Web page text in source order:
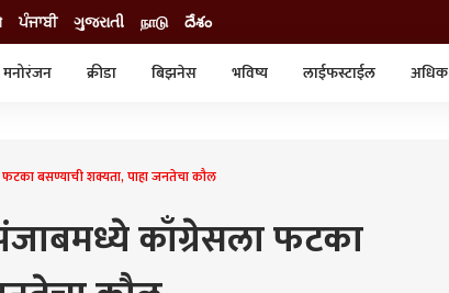
ਪੰਜਾਬੀ ગુજરાતી நாடு దేశం
मनोरंजन क्रीडा बिझनेस भविष्य लाईफस्टाईल
अधिक
ट्रेडिंग
फटका बसण्याची शक्यता, पाहा जनतेचा कौल
काँग्रेसला फटका